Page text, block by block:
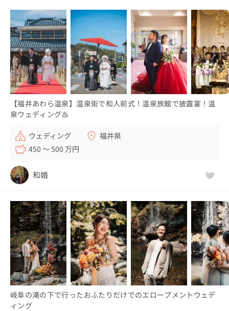
【福井あわら温泉】温泉街で和人前式！温泉旅館で披露宴！温
泉ウェディング♨
ウェディング
福井県
450 〜 500 万円
和婚
岐阜の滝の下で行ったおふたりだけでのエロープメントウェデ
ィング